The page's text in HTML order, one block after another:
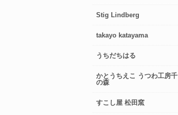
Stig Lindberg
takayo katayama
うちだちはる
かとうちえこ うつわ工房千
の森
すこし屋 松田窯